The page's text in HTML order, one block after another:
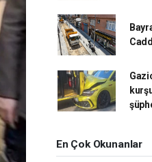
En Çok Okunanlar